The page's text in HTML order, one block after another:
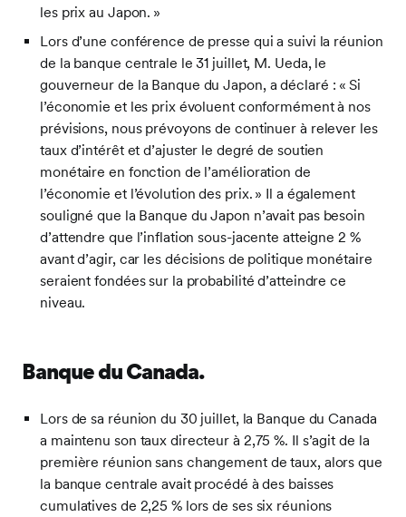
les prix au Japon. »
Lors d’une conférence de presse qui a suivi la réunion
de la banque centrale le 31 juillet, M. Ueda, le
gouverneur de la Banque du Japon, a déclaré : « Si
l’économie et les prix évoluent conformément à nos
prévisions, nous prévoyons de continuer à relever les
taux d’intérêt et d’ajuster le degré de soutien
monétaire en fonction de l’amélioration de
l’économie et l’évolution des prix. » Il a également
souligné que la Banque du Japon n’avait pas besoin
d’attendre que l’inflation sous-jacente atteigne 2 %
avant d’agir, car les décisions de politique monétaire
seraient fondées sur la probabilité d’atteindre ce
niveau.
Banque du Canada.
Lors de sa réunion du 30 juillet, la Banque du Canada
a maintenu son taux directeur à 2,75 %. Il s’agit de la
première réunion sans changement de taux, alors que
la banque centrale avait procédé à des baisses
cumulatives de 2,25 % lors de ses six réunions